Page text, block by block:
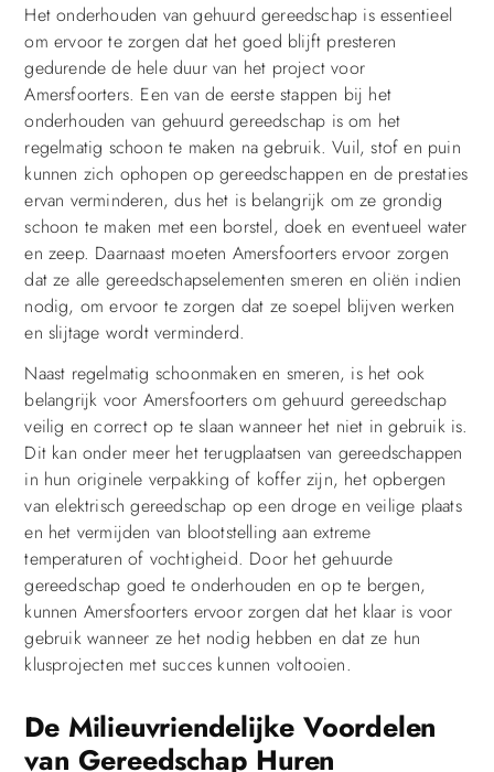
Het onderhouden van gehuurd gereedschap is essentieel
om ervoor te zorgen dat het goed blijft presteren
gedurende de hele duur van het project voor
Amersfoorters. Een van de eerste stappen bij het
onderhouden van gehuurd gereedschap is om het
regelmatig schoon te maken na gebruik. Vuil, stof en puin
kunnen zich ophopen op gereedschappen en de prestaties
ervan verminderen, dus het is belangrijk om ze grondig
schoon te maken met een borstel, doek en eventueel water
en zeep. Daarnaast moeten Amersfoorters ervoor zorgen
dat ze alle gereedschapselementen smeren en oliën indien
nodig, om ervoor te zorgen dat ze soepel blijven werken
en slijtage wordt verminderd.
Naast regelmatig schoonmaken en smeren, is het ook
belangrijk voor Amersfoorters om gehuurd gereedschap
veilig en correct op te slaan wanneer het niet in gebruik is.
Dit kan onder meer het terugplaatsen van gereedschappen
in hun originele verpakking of koffer zijn, het opbergen
van elektrisch gereedschap op een droge en veilige plaats
en het vermijden van blootstelling aan extreme
temperaturen of vochtigheid. Door het gehuurde
gereedschap goed te onderhouden en op te bergen,
kunnen Amersfoorters ervoor zorgen dat het klaar is voor
gebruik wanneer ze het nodig hebben en dat ze hun
klusprojecten met succes kunnen voltooien.
De Milieuvriendelijke Voordelen
van Gereedschap Huren